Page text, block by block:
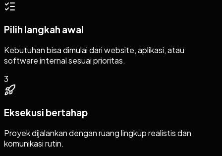
Pilih langkah awal
Kebutuhan bisa dimulai dari website, aplikasi, atau
software internal sesuai prioritas.
3
Eksekusi bertahap
Proyek dijalankan dengan ruang lingkup realistis dan
komunikasi rutin.